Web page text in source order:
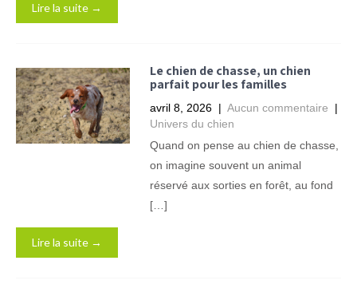
Lire la suite →
Le chien de chasse, un chien
parfait pour les familles
avril 8, 2026 | Aucun commentaire
|
Univers du chien
Quand on pense au chien de chasse,
on imagine souvent un animal
réservé aux sorties en forêt, au fond
[…]
Lire la suite →